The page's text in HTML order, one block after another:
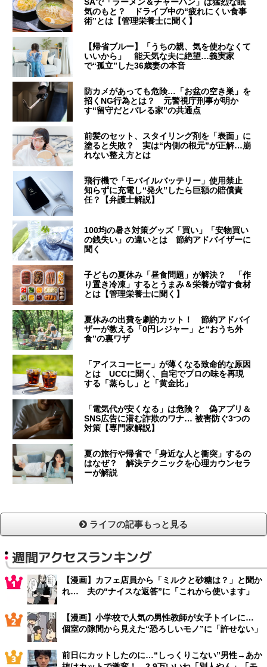
気のもと？ ドライブ中の“疲れにくい食事
術”とは【管理栄養士に聞く】
【帰省ブルー】「うちの親、気を使わなくて
いいから」 能天気な夫に絶望…義実家
で“孤立”した36歳妻の本音
防カメがあっても危険…「お盆の空き巣」を
招くNG行為とは？ 元警視庁刑事が明か
す“留守だとバレる家”の共通点
前髪のセット、スタイリング剤を「表面」に
塗ると失敗？ 実は“内側の根元”が正解…崩
れない整え方とは
飛行機で「モバイルバッテリー」使用禁止
知らずに充電し“発火”したら巨額の賠償責
任？【弁護士解説】
100均の暑さ対策グッズ「買い」「安物買い
の銭失い」の違いとは 節約アドバイザーに
聞く
子どもの夏休み「昼食問題」が解決？ 「作
り置き冷凍」するとうまみ＆栄養が増す食材
とは【管理栄養士に聞く】
夏休みの出費を劇的カット！ 節約アドバイ
ザーが教える「0円レジャー」と“おうち外
食”の裏ワザ
「アイスコーヒー」が薄くなる致命的な原因
とは UCCに聞く、自宅でプロの味を再現
する「蒸らし」と「黄金比」
「電気代が安くなる」は危険？ 偽アプリ＆
SNS広告に潜む詐欺のワナ… 被害防ぐ3つの
対策【専門家解説】
夏の旅行や帰省で「身近な人と衝突」するの
はなぜ？ 解決テクニックを心理カウンセラ
ーが解説
ライフの記事もっと見る
週間アクセスランキング
【漫画】カフェ店員から「ミルクと砂糖は？」と聞か
れ… 夫の“ナイスな返答”に「これから使います」
【漫画】小学校で人気の男性教師が女子トイレに…
個室の隙間から見えた“恐ろしいモノ”に「許せない」
前日にカットしたのに…“しっくりこない”男性→あか